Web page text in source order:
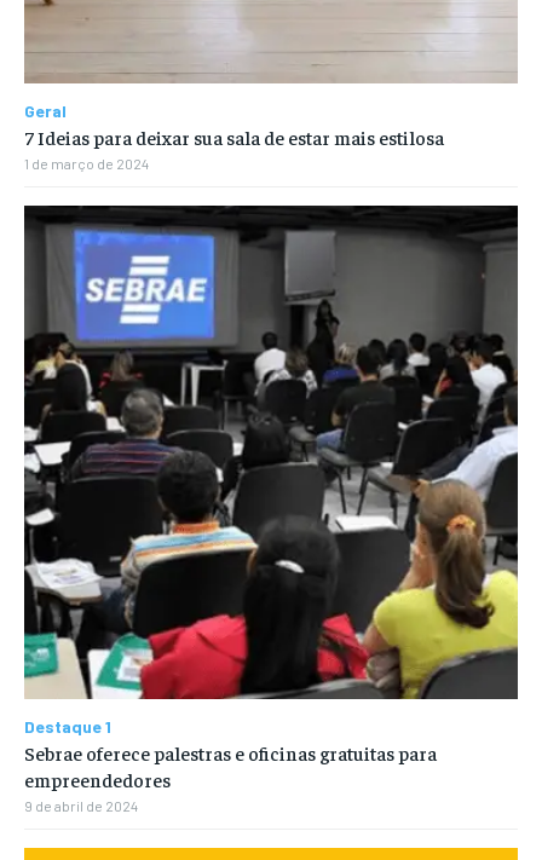
Geral
7 Ideias para deixar sua sala de estar mais estilosa
1 de março de 2024
Destaque 1
Sebrae oferece palestras e oficinas gratuitas para
empreendedores
9 de abril de 2024